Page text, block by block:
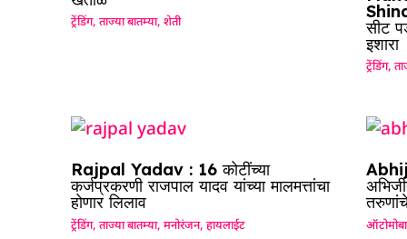
ट्रेंडिंग,ताज्या बातम्या,शेती सीट
इशारा
ट्रेंडिंग,
Rajpal Yadav : 16 कोटींच्या
कर्जप्रकरणी राजपाल यादव यांच्या मालमत्तांचा
होणार लिलाव
ट्रेंडिंग,ताज्या बातम्या,मनोरंजन,हायलाईट